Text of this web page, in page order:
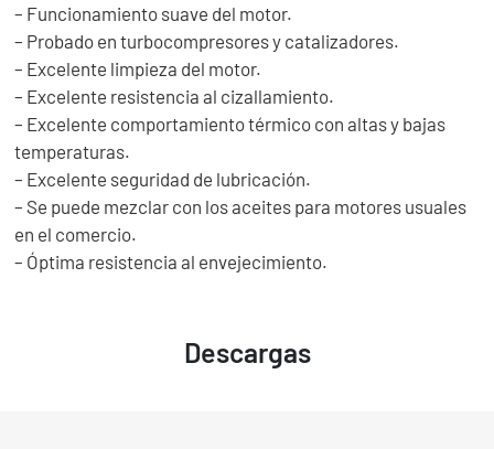
Descargas
– Funcionamiento suave del motor.
– Probado en turbocompresores y catalizadores.
– Excelente limpieza del motor.
– Excelente resistencia al cizallamiento.
– Excelente comportamiento térmico con altas y bajas
temperaturas.
– Excelente seguridad de lubricación.
– Se puede mezclar con los aceites para motores usuales
en el comercio.
– Óptima resistencia al envejecimiento.